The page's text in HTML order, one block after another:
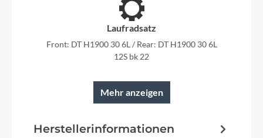
Laufradsatz
Front: DT H1900 30 6L / Rear: DT H1900 30 6L
12S bk 22
Felgen
Mehr anzeigen
Herstellerinformationen